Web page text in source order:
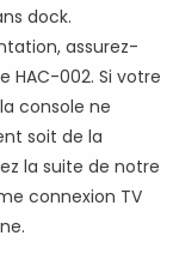
dock.
assurez-
HAC-002. Si votre
console ne
soit de la
la suite de notre
connexion TV